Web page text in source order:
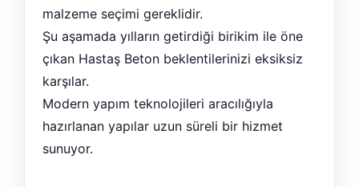
malzeme seçimi gereklidir.
Şu aşamada yılların getirdiği birikim ile öne
çıkan Hastaş Beton beklentilerinizi eksiksiz
karşılar.
Modern yapım teknolojileri aracılığıyla
hazırlanan yapılar uzun süreli bir hizmet
sunuyor.